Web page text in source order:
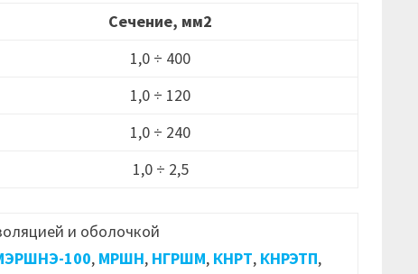
Сечение, мм2
1,0 ÷ 400
1,0 ÷ 120
1,0 ÷ 240
1,0 ÷ 2,5
и оболочкой
100, МРШН, НГРШМ, КНРТ, КНРЭТП,